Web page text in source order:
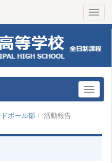
ボール部 活動報告